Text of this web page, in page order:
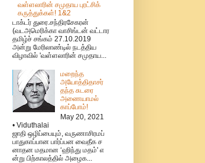
வள்ளலாரின் சமுதாய புரட்சிக்
கருத்துக்கள்! 1&2
டாக்டர் துரை.சந்திரசேகரன்
(வடஅமெரிக்கா வாசிங்டன் வட்டார
தமிழ்ச் சங்கம் 27.10.2019
அன்று மேரிலாண்டில் நடத்திய
விழாவில் 'வள்ளலாரின் சமுதாய...
மறைந்த
அயோத்திதாசர்
தந்த சுடரை
அணையாமல்
காப்போம்!
May 20, 2021
• Viduthalai
ஜாதி ஒழிப்பையும், வருணாசிரமப்
பாதுகாப்பான பார்ப்பன வைதீக ச
னாதன மதமான ‘ஹிந்து மதம்' எ
ன்று பிற்காலத்தில் அழைக...